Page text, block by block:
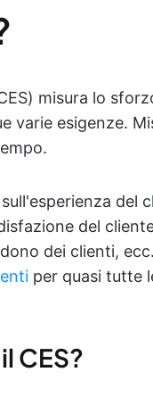
misura lo
varie esigenze.
del
del
dei clienti,
per quasi tutte
CES?